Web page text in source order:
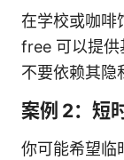
在学校或咖啡
free 可以提供
不要依赖其隐
案例 2：短
你可能希望临